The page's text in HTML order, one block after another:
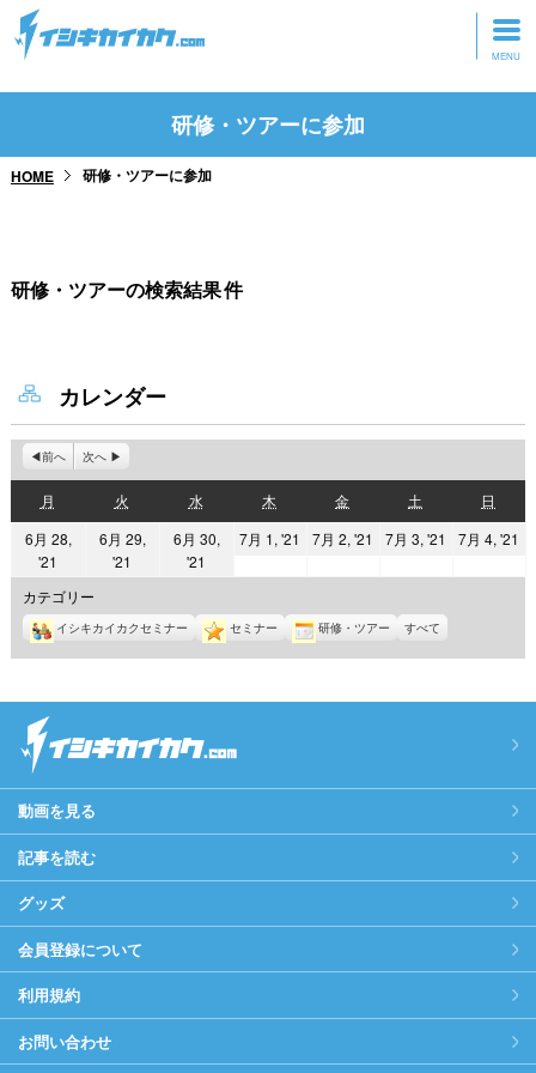
トップページ
研修・ツアーに参加
研修・ツアーに参加
HOME 研修・ツアーに参加
研修・ツアーの検索結果件
カレンダー
前へ 次へ
月
曜
日
火
曜
日
水水
曜
日
木
曜
日
金金
曜
日
土
曜
日
日
曜
日
6月 28,
'21
年
6
月
28
6月 29,
'21
6
月
29
6月 30,
'21
6
月
30
7月 1, '21
2021
月
1
日
7月 2, '21
2021
月
日
7月 3, '21
2021
月
日
7月 4, '21
日
カテゴリー
イシキカイカクセミナー セミナー 研修・ツアー すべて
動画を見る
記事を読む
グッズ
会員登録について
利用規約
お問い合わせ